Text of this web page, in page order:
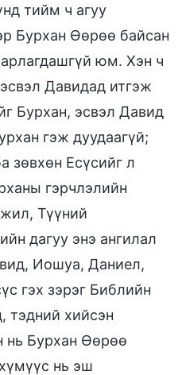
тийм ч агуу
Бурхан Өөрөө байсан
юм. Хэн ч
Давидад итгэж
Бурхан, эсвэл Давид
гэж дуудаагүй;
зөвхөн Есүсийг л
гэрчлэлийн
Түүний
дагуу энэ ангилал
Иошуа, Даниел,
гэх зэрэг Библийн
тэдний хийсэн
нь Бурхан Өөрөө
нь эш